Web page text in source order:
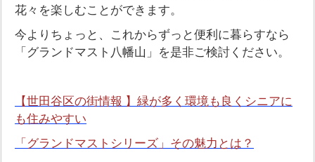
花々を楽しむことができます。
今よりちょっと、これからずっと便利に暮らすなら
「グランドマスト八幡山」を是非ご検討ください。
【世田谷区の街情報 】緑が多く環境も良くシニアに
も住みやすい
「グランドマストシリーズ」その魅力とは？